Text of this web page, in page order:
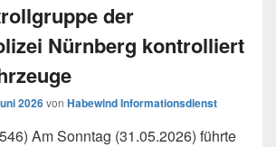
der
Nürnberg kontrolliert
2026von Habewind Informationsdienst
Am Sonntag (31.05.2026) führte